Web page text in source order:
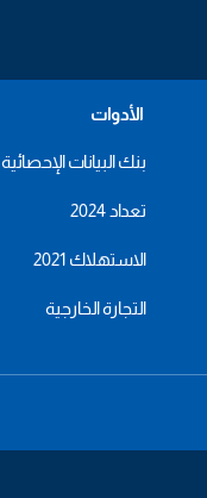
الأدوات
بنك البيانات الإحصائية
تعداد 2024
الاستهلاك 2021
التجارة الخارجية